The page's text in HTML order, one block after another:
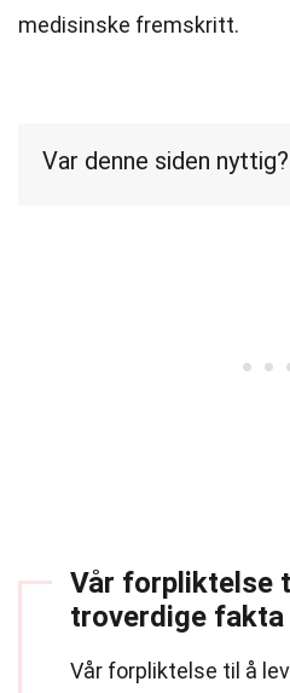
medisinske fremskritt.
Var denne siden nyttig?
Vår forpliktelse
troverdige fakta
Vår forpliktelse til å